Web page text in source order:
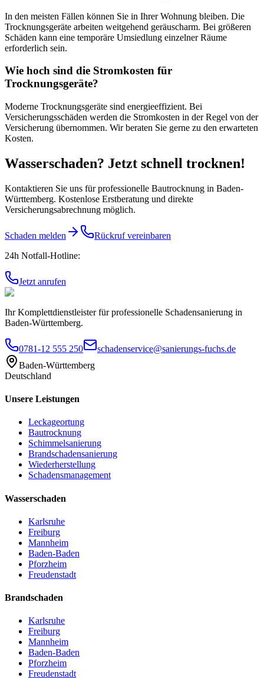
In den meisten Fällen können Sie in Ihrer Wohnung bleiben. Die
Trocknungsgeräte arbeiten weitgehend geräuscharm. Bei größeren
Schäden kann eine temporäre Umsiedlung einzelner Räume
erforderlich sein.
Wie hoch sind die Stromkosten für
Trocknungsgeräte?
Moderne Trocknungsgeräte sind energieeffizient. Bei
Versicherungsschäden werden die Stromkosten in der Regel von der
Versicherung übernommen. Wir beraten Sie gerne zu den erwarteten
Kosten.
Wasserschaden? Jetzt schnell trocknen!
Kontaktieren Sie uns für professionelle Bautrocknung in Baden-
Württemberg. Kostenlose Erstberatung und direkte
Versicherungsabrechnung möglich.
Schaden melden
Rückruf vereinbaren
24h Notfall-Hotline:
Jetzt anrufen
Ihr Komplettdienstleister für professionelle Schadensanierung in
Baden-Württemberg.
0781-12 555 250
schadenservice@sanierungs-fuchs.de
Baden-Württemberg
Deutschland
Unsere Leistungen
Leckageortung
Bautrocknung
Schimmelsanierung
Brandschadensanierung
Wiederherstellung
Schadensmanagement
Wasserschaden
Karlsruhe
Freiburg
Mannheim
Baden-Baden
Pforzheim
Freudenstadt
Brandschaden
Karlsruhe
Freiburg
Mannheim
Baden-Baden
Pforzheim
Freudenstadt